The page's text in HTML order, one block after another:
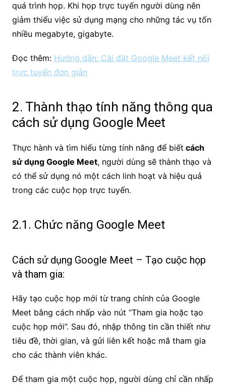
quá trình họp. Khi họp trực tuyến người dùng nên
giảm thiểu việc sử dụng mạng cho những tác vụ tốn
nhiều megabyte, gigabyte.
Đọc thêm: Hướng dẫn: Cài đặt Google Meet kết nối
trực tuyến đơn giản
2. Thành thạo tính năng thông qua
cách sử dụng Google Meet
Thực hành và tìm hiểu từng tính năng để biết cách
sử dụng Google Meet, người dùng sẽ thành thạo và
có thể sử dụng nó một cách linh hoạt và hiệu quả
trong các cuộc họp trực tuyến.
2.1. Chức năng Google Meet
Cách sử dụng Google Meet – Tạo cuộc họp
và tham gia:
Hãy tạo cuộc họp mới từ trang chính của Google
Meet bằng cách nhấp vào nút “Tham gia hoặc tạo
cuộc họp mới”. Sau đó, nhập thông tin cần thiết như
tiêu đề, thời gian, và gửi liên kết hoặc mã tham gia
cho các thành viên khác.
Để tham gia một cuộc họp, người dùng chỉ cần nhấp